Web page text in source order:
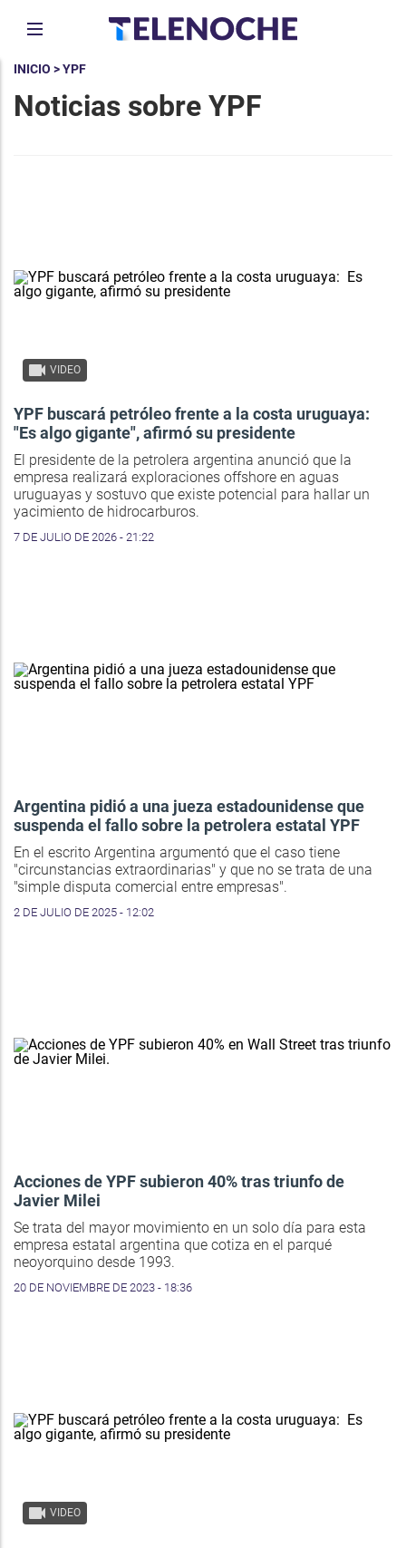
INICIO > YPF
Noticias sobre YPF
VIDEO
YPF buscará petróleo frente a la costa uruguaya:
"Es algo gigante", afirmó su presidente
El presidente de la petrolera argentina anunció que la
empresa realizará exploraciones offshore en aguas
uruguayas y sostuvo que existe potencial para hallar un
yacimiento de hidrocarburos.
7 DE JULIO DE 2026 - 21:22
Argentina pidió a una jueza estadounidense que
suspenda el fallo sobre la petrolera estatal YPF
En el escrito Argentina argumentó que el caso tiene
"circunstancias extraordinarias" y que no se trata de una
"simple disputa comercial entre empresas".
2 DE JULIO DE 2025 - 12:02
Acciones de YPF subieron 40% tras triunfo de
Javier Milei
Se trata del mayor movimiento en un solo día para esta
empresa estatal argentina que cotiza en el parqué
neoyorquino desde 1993.
20 DE NOVIEMBRE DE 2023 - 18:36
VIDEO